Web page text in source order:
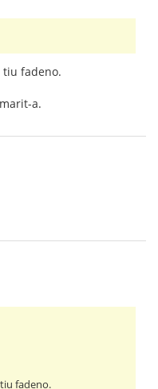
tiu fadeno.
a.
fadeno.